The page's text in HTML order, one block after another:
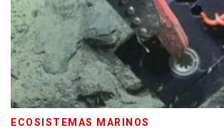
ECOSISTEMAS MARINOS